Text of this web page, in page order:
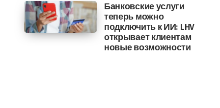
Банковские услуги
теперь можно
подключить к ИИ: LHV
открывает клиентам
новые возможности